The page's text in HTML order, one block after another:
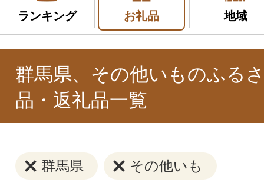
ランキング お礼品 地域
群馬県、その他いものふる
品・返礼品一覧
群馬県 その他いも